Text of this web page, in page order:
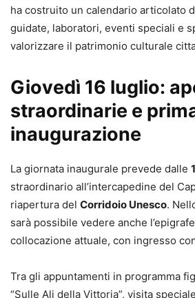
ha costruito un calendario articolato
guidate, laboratori, eventi speciali e
valorizzare il patrimonio culturale
Giovedì 16 luglio:
straordinarie e
inaugurazione
La giornata inaugurale prevede dalle
straordinario all’intercapedine del
riapertura del Corridoio Unesco.
sarà possibile vedere anche
collocazione attuale, con ingresso
Tra gli appuntamenti in programma
“Sulle Ali della Vittoria”, visita